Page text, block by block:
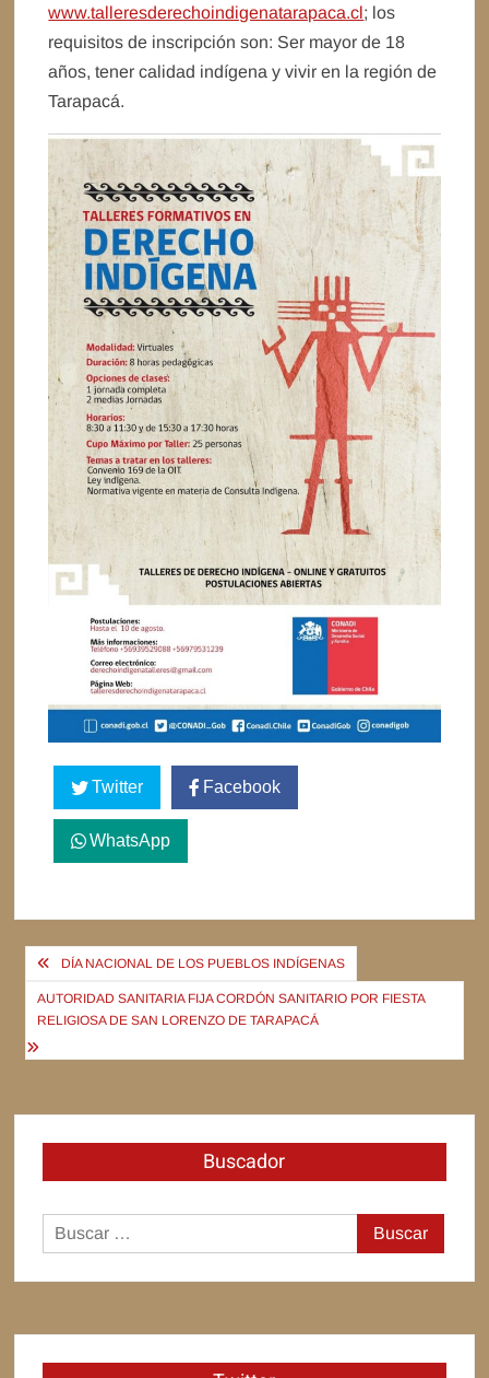
www.talleresderechoindigenatarapaca.cl; los
requisitos de inscripción son: Ser mayor de 18
años, tener calidad indígena y vivir en la región de
Tarapacá.
Twitter Facebook
WhatsApp
Navegación
de
entradas
DÍA NACIONAL DE LOS PUEBLOS INDÍGENAS
AUTORIDAD SANITARIA FIJA CORDÓN SANITARIO POR FIESTA
RELIGIOSA DE SAN LORENZO DE TARAPACÁ
Buscador
Buscar: